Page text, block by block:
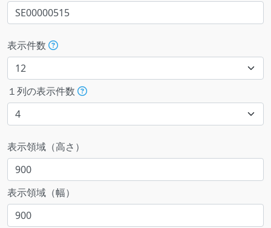
表示件数
１列の表示件数
表示領域（高さ）
表示領域（幅）